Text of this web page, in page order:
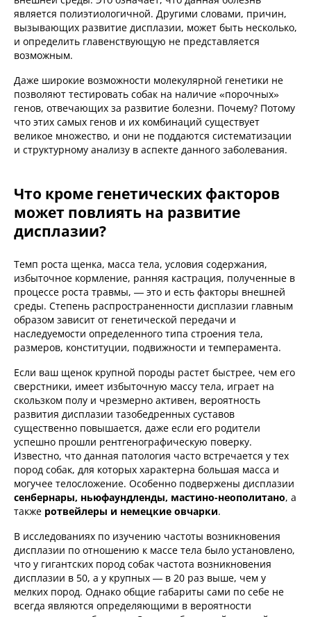
является полиэтиологичной. Другими словами, причин,
вызывающих развитие дисплазии, может быть несколько,
и определить главенствующую не представляется
возможным.
Даже широкие возможности молекулярной генетики не
позволяют тестировать собак на наличие «порочных»
генов, отвечающих за развитие болезни. Почему? Потому
что этих самых генов и их комбинаций существует
великое множество, и они не поддаются систематизации
и структурному анализу в аспекте данного заболевания.
Что кроме генетических факторов
может повлиять на развитие
дисплазии?
Темп роста щенка, масса тела, условия содержания,
избыточное кормление, ранняя кастрация, полученные в
процессе роста травмы, — это и есть факторы внешней
среды. Степень распространенности дисплазии главным
образом зависит от генетической передачи и
наследуемости определенного типа строения тела,
размеров, конституции, подвижности и темперамента.
Если ваш щенок крупной породы растет быстрее, чем его
сверстники, имеет избыточную массу тела, играет на
скользком полу и чрезмерно активен, вероятность
развития дисплазии тазобедренных суставов
существенно повышается, даже если его родители
успешно прошли рентгенографическую поверку.
Известно, что данная патология часто встречается у тех
пород собак, для которых характерна большая масса и
могучее телосложение. Особенно подвержены дисплазии
сенбернары, ньюфаундленды, мастино-неополитано, а
также ротвейлеры и немецкие овчарки.
В исследованиях по изучению частоты возникновения
дисплазии по отношению к массе тела было установлено,
что у гигантских пород собак частота возникновения
дисплазии в 50, а у крупных — в 20 раз выше, чем у
мелких пород. Однако общие габариты сами по себе не
всегда являются определяющими в вероятности